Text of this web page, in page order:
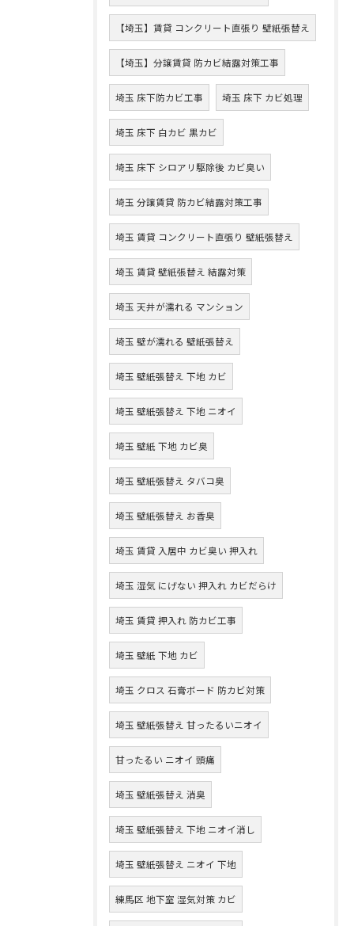
【埼玉】賃貸 コンクリート直張り 壁紙張替え
【埼玉】分譲賃貸 防カビ結露対策工事
埼玉 床下防カビ工事 埼玉 床下 カビ処理
埼玉 床下 白カビ 黒カビ
埼玉 床下 シロアリ駆除後 カビ臭い
埼玉 分譲賃貸 防カビ結露対策工事
埼玉 賃貸 コンクリート直張り 壁紙張替え
埼玉 賃貸 壁紙張替え 結露対策
埼玉 天井が濡れる マンション
埼玉 壁が濡れる 壁紙張替え
埼玉 壁紙張替え 下地 カビ
埼玉 壁紙張替え 下地 ニオイ
埼玉 壁紙 下地 カビ臭
埼玉 壁紙張替え タバコ臭
埼玉 壁紙張替え お香臭
埼玉 賃貸 入居中 カビ臭い 押入れ
埼玉 湿気 にげない 押入れ カビだらけ
埼玉 賃貸 押入れ 防カビ工事
埼玉 壁紙 下地 カビ
埼玉 クロス 石膏ボード 防カビ対策
埼玉 壁紙張替え 甘ったるいニオイ
甘ったるい ニオイ 頭痛
埼玉 壁紙張替え 消臭
埼玉 壁紙張替え 下地 ニオイ消し
埼玉 壁紙張替え ニオイ 下地
練馬区 地下室 湿気対策 カビ